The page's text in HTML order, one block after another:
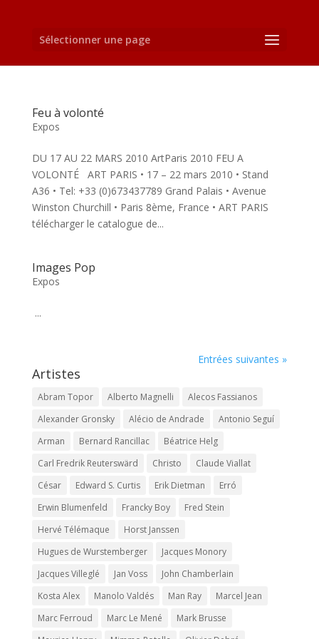
Sélectionner une page
Feu à volonté
Expos
DU 17 AU 22 MARS 2010 ArtParis 2010 FEU A
VOLONTÉ ART PARIS • 17 – 22 mars 2010 • Stand
A36 • Tel: +33 (0)673437789 Grand Palais • Avenue
Winston Churchill • Paris 8ème, France • ART PARIS
télécharger le catalogue de...
Images Pop
Expos
...
Entrées suivantes »
Artistes
Abram Topor Alberto Magnelli
Alecos Fassianos
Alexander Gronsky
Alécio de Andrade
Antonio Seguí
Arman
Bernard Rancillac
Béatrice Helg
Carl Fredrik Reuterswärd
Christo
Claude Viallat
César
Edward S. Curtis Erik Dietman
Erró
Erwin Blumenfeld
Francky Boy
Fred Stein
Hervé Télémaque
Horst Janssen
Hugues de Wurstemberger
Jacques Monory
Jacques Villeglé
Jan Voss
John Chamberlain
Kosta Alex
Manolo Valdés Man Ray
Marcel Jean
Marc Ferroud
Marc Le Mené
Mark Brusse